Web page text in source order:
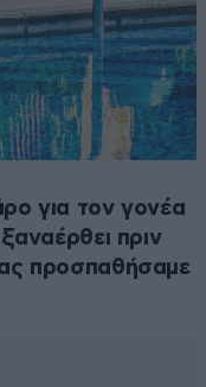
για τον γονέα
πριν
προσπαθήσαμε